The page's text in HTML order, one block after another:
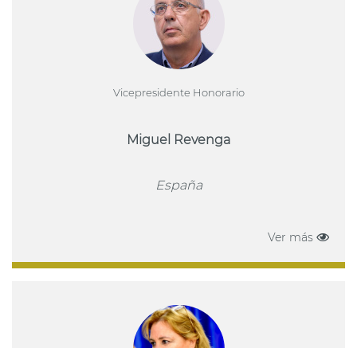
Vicepresidente Honorario
Miguel Revenga
España
Ver más